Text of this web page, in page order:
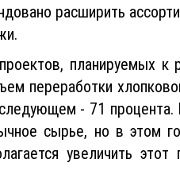
расширить
планируемых к
переработки
- 71
сырье, но в этом
увеличить